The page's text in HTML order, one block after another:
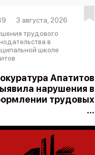
3 августа, 2026
трудового
в
школе
Апатитов
нарушения в
трудовых
...